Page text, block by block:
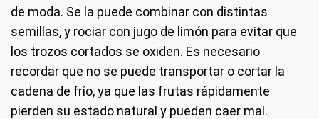
de moda. Se la puede combinar con distintas
semillas, y rociar con jugo de limón para evitar que
los trozos cortados se oxiden. Es necesario
recordar que no se puede transportar o cortar la
cadena de frío, ya que las frutas rápidamente
pierden su estado natural y pueden caer mal.